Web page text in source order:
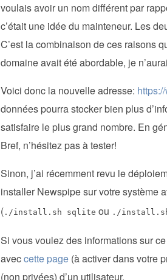
voulais avoir un nom différent par
c’était une idée du mainteneur. Les
C’est la combinaison de ces raisons
domaine avait été abordable, je
Voici donc la nouvelle adresse:
données pourra stocker bien plus
satisfaire le plus grand nombre. En
Bref, n’hésitez pas à tester!
Sinon, j’ai récemment revu le
installer Newspipe sur votre système
( ./install.sh sqlite ou ./
Si vous voulez des informations sur
aveccette page(à activer dans votre
(non privées) d’un utilisateur.